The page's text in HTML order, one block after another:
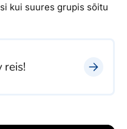
kui suures grupis sõitu
reis!